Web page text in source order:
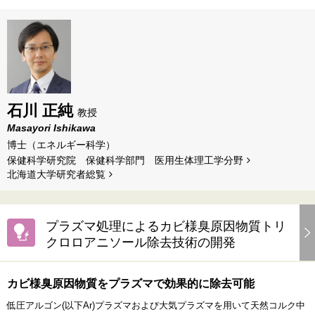
石川 正純 教授
Masayori Ishikawa
博士（エネルギー科学）
保健科学研究院 保健科学部門 医用生体理工学分野
北海道⼤学研究者総覧
プラズマ処理によるカビ様臭原因物質トリ
クロロアニソール除去技術の開発
カビ様臭原因物質をプラズマで効果的に除去可能
低圧アルゴン(以下Ar)プラズマおよび大気プラズマを用いて天然コルク中